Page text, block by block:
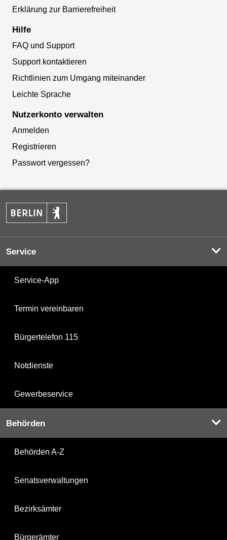
Erklärung zur Barrierefreiheit
Hilfe
FAQ und Support
Support kontaktieren
Richtlinien zum Umgang miteinander
Leichte Sprache
Nutzerkonto verwalten
Anmelden
Registrieren
Passwort vergessen?
Service
Service-App
Termin vereinbaren
Bürgertelefon 115
Notdienste
Gewerbeservice
Behörden
Behörden A-Z
Senatsverwaltungen
Bezirksämter
Bürgerämter